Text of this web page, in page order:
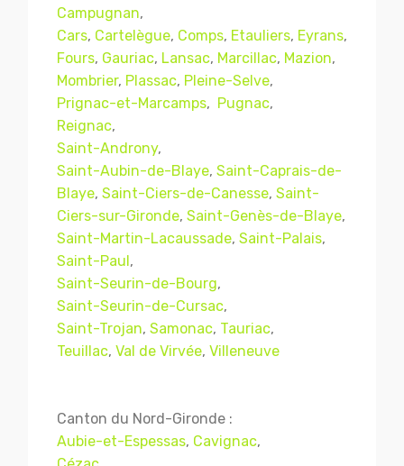
Campugnan,
Cars, Cartelègue, Comps, Etauliers, Eyrans,
Fours, Gauriac, Lansac, Marcillac, Mazion,
Mombrier, Plassac, Pleine-Selve,
Prignac-et-Marcamps, Pugnac,
Reignac,
Saint-Androny,
Saint-Aubin-de-Blaye, Saint-Caprais-de-
Blaye, Saint-Ciers-de-Canesse, Saint-
Ciers-sur-Gironde, Saint-Genès-de-Blaye,
Saint-Martin-Lacaussade, Saint-Palais,
Saint-Paul,
Saint-Seurin-de-Bourg,
Saint-Seurin-de-Cursac,
Saint-Trojan, Samonac, Tauriac,
Teuillac, Val de Virvée, Villeneuve
Canton du Nord-Gironde :
Aubie-et-Espessas, Cavignac,
Mentions légales
référencé par© MACWIN